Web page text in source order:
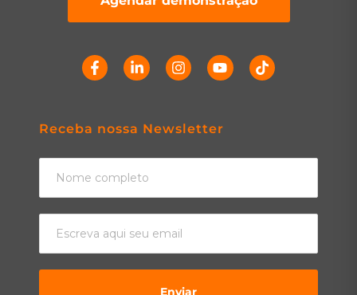
Receba nossa Newsletter
Enviar